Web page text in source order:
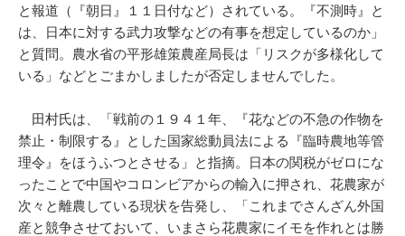
と報道（『朝日』１１日付など）されている。『不測時』と
は、日本に対する武力攻撃などの有事を想定しているのか」
と質問。農水省の平形雄策農産局長は「リスクが多様化して
いる」などとごまかしましたが否定しませんでした。
田村氏は、「戦前の１９４１年、『花などの不急の作物を
禁止・制限する』とした国家総動員法による『臨時農地等管
理令』をほうふつとさせる」と指摘。日本の関税がゼロにな
ったことで中国やコロンビアからの輸入に押され、花農家が
次々と離農している現状を告発し、「これまでさんざん外国
産と競争させておいて、いまさら花農家にイモを作れとは勝